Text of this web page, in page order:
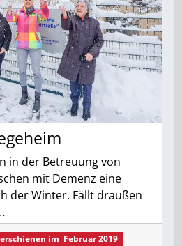
in der Betreuung von
mit Demenz eine
der Winter. Fällt draußen
im Februar 2019